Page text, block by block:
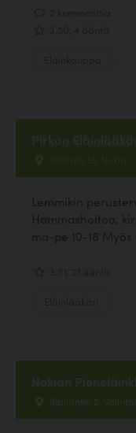
Pirkan
Välikatu 13, Nokia
Lemmikin
Hammashoitoa,
ma-pe 10-18
Nokian
Sipiläntie 2,